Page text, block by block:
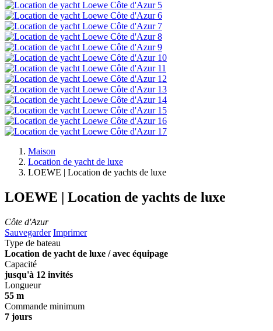
Maison
Location de yacht de luxe
LOEWE | Location de yachts de luxe
LOEWE | Location de yachts de luxe
Côte d'Azur
Sauvegarder Imprimer
Type de bateau
Location de yacht de luxe / avec équipage
Capacité
jusqu'à 12 invités
Longueur
55 m
Commande minimum
7 jours